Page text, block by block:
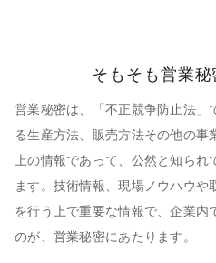
そもそも営業秘
営業秘密は、「不正競争防止法」
る生産方法、販売方法その他の事
上の情報であって、公然と知られ
ます。技術情報、現場ノウハウや
を行う上で重要な情報で、企業内
のが、営業秘密にあたります。